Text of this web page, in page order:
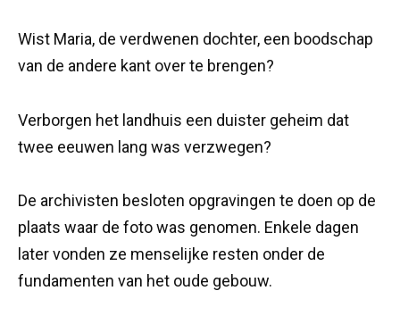
Wist Maria, de verdwenen dochter, een boodschap
van de andere kant over te brengen?
Verborgen het landhuis een duister geheim dat
twee eeuwen lang was verzwegen?
De archivisten besloten opgravingen te doen op de
plaats waar de foto was genomen. Enkele dagen
later vonden ze menselijke resten onder de
fundamenten van het oude gebouw.